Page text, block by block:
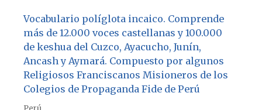
Vocabulario políglota incaico. Comprende
más de 12.000 voces castellanas y 100.000
de keshua del Cuzco, Ayacucho, Junín,
Ancash y Aymará. Compuesto por algunos
Religiosos Franciscanos Misioneros de los
Colegios de Propaganda Fide de Perú